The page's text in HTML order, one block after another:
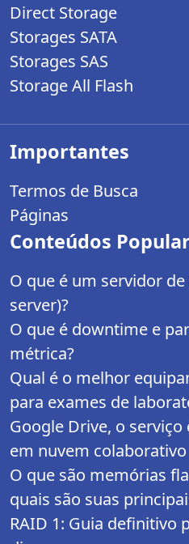
Direct Storage
Storages SATA
Storages SAS
Storage All Flash
Importantes
Termos de Busca
Páginas
Conteúdos
O que é um servidor
server)?
O que é downtime e
métrica?
Qual é o melhor
para exames de
Google Drive, o
em nuvem colaborativo
O que são memórias
quais são suas
RAID 1: Guia definitivo